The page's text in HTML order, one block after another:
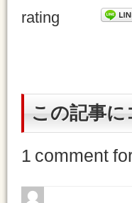
rating
この記事
1 comment